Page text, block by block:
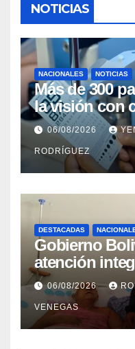
NOTICIAS
NACIONALES NOTICIAS
Más de 300
la visión con
cataratas en
06/08/2026
RODRÍGUEZ
DESTACADAS
Gobierno
atención
con06/08/2026
VENEGAS